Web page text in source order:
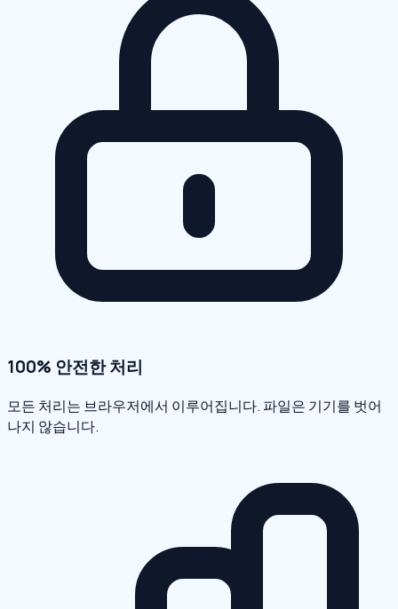
100% 안전한 처리
모든 처리는 브라우저에서 이루어집니다. 파일은 기기를 벗어
나지 않습니다.